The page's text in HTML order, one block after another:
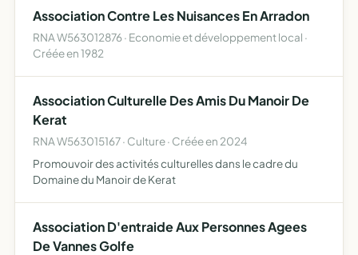
d'animati…
Association Contre Les Nuisances En Arradon
RNA W563012876 · Economie et développement local ·
Créée en 1982
Association Culturelle Des Amis Du Manoir De
Kerat
RNA W563015167 · Culture · Créée en 2024
Promouvoir des activités culturelles dans le cadre du
Domaine du Manoir de Kerat
Association D'entraide Aux Personnes Agees
De Vannes Golfe